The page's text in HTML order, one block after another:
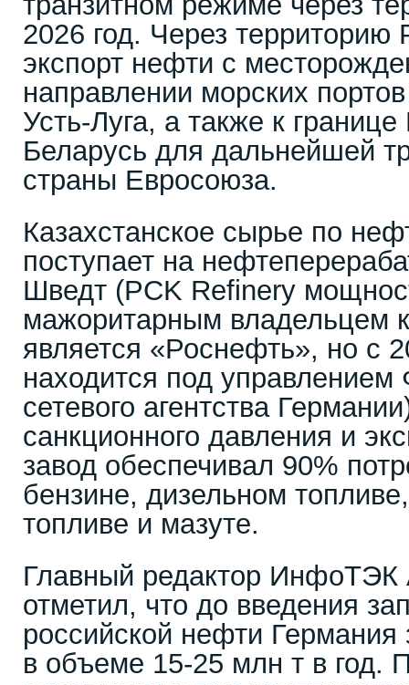
2026 год. Через территорию
экспорт нефти с
направлении морских
Усть-Луга, а также к
Беларусь для дальнейшей
страны Евросоюза.
Казахстанское сырье по
поступает на
Шведт (PCK Refinery
мажоритарным владельцем
является «Роснефть», но с
находится под управлением
сетевого агентства
санкционного давления и
завод обеспечивал 90%
бензине, дизельном
топливе и мазуте.
Главный редактор ИнфоТЭК
отметил, что до введения
российской нефти Германия
в объеме 15-25 млн т в год.